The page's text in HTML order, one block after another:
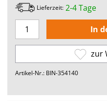
Lieferzeit: 2-4 Tage
zur
Artikel-Nr.: BIN-354140